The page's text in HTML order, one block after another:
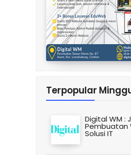
Terpopular
Digital WM :
Pembuatan
Solusi IT